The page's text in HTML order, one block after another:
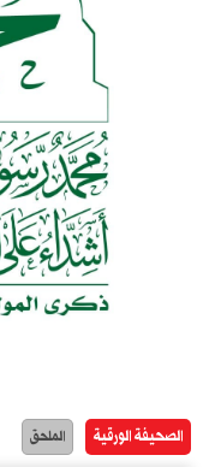
الصحيفة الورقية الملحق